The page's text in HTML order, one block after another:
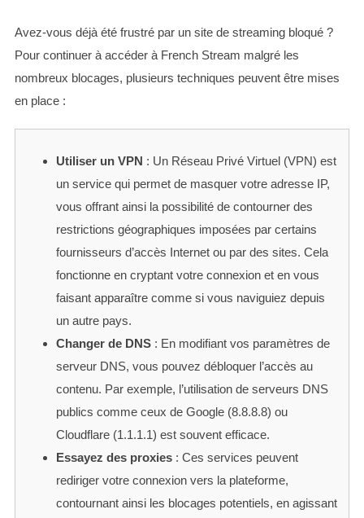
Avez-vous déjà été frustré par un site de streaming bloqué ?
Pour continuer à accéder à French Stream malgré les
nombreux blocages, plusieurs techniques peuvent être mises
en place :
Utiliser un VPN : Un Réseau Privé Virtuel (VPN) est
un service qui permet de masquer votre adresse IP,
vous offrant ainsi la possibilité de contourner des
restrictions géographiques imposées par certains
fournisseurs d’accès Internet ou par des sites. Cela
fonctionne en cryptant votre connexion et en vous
faisant apparaître comme si vous naviguiez depuis
un autre pays.
Changer de DNS: En modifiant vos paramètres de
serveur DNS, vous pouvez débloquer l’accès au
contenu. Par exemple, l’utilisation de serveurs DNS
publics comme ceux de Google (8.8.8.8) ou
Cloudflare (1.1.1.1) est souvent efficace.
Essayez des proxies: Ces services peuvent
rediriger votre connexion vers la plateforme,
contournant ainsi les blocages potentiels, en agissant